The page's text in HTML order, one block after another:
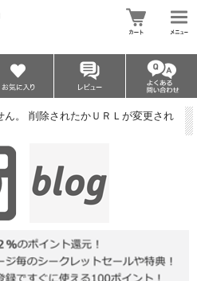
ん。 削除されたかＵＲＬが変更され